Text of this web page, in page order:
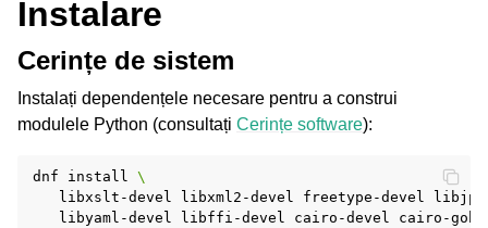
Instalare
Cerințe de sistem
Instalați dependențele necesare pentru a construi
modulele Python (consultați Cerințe software):
dnf install
\
libxslt-devel
libxml2-devel freetype-devel
libyaml-devel
libffi-devel cairo-devel
cairo-